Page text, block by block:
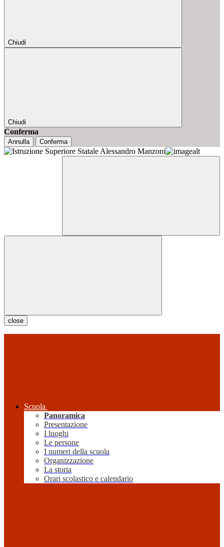
Chiudi
Chiudi
Conferma
Annulla Conferma
close
Scuola
Panoramica
Presentazione
I luoghi
Le persone
I numeri della scuola
Organizzazione
La storia
Orari scolastico e calendario